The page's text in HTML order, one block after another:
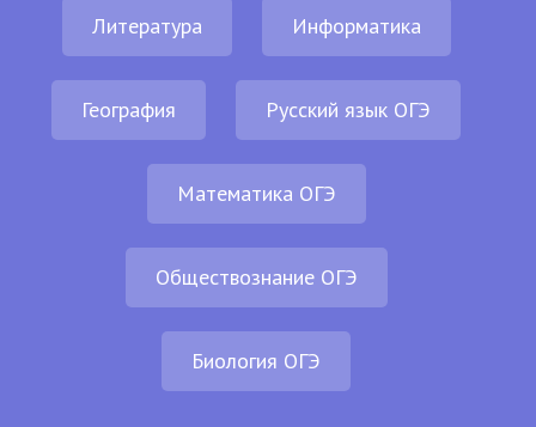
Литература Информатика
География Русский язык ОГЭ
Математика ОГЭ
Обществознание ОГЭ
Биология ОГЭ